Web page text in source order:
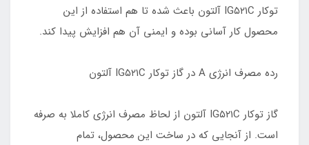
توکار IG۵۲۱C آلتون باعث شده تا هم استفاده از این
محصول کار آسانی بوده و ایمنی آن هم افزایش پیدا کند.
رده مصرف انرژی A در گاز توکار IG۵۲۱C آلتون
گاز توکار IG۵۲۱C آلتون از لحاظ مصرف انرژی کاملا به صرفه
است. از آنجایی که در ساخت این محصول، تمام